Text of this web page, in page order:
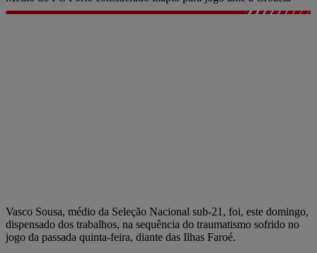
Vasco Sousa, médio da Seleção Nacional sub-21, foi, este domingo,
dispensado dos trabalhos, na sequência do traumatismo sofrido no
jogo da passada quinta-feira, diante das Ilhas Faroé.